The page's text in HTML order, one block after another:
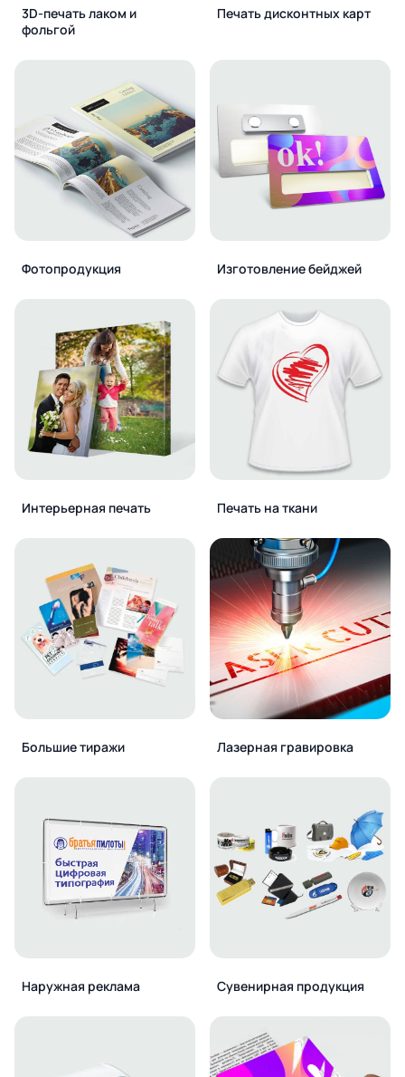
3D-печать лаком и
фольгой
Печать дисконтных карт
Фотопродукция Изготовление бейджей
Интерьерная печать Печать на ткани
Большие тиражи Лазерная гравировка
Наружная реклама Сувенирная продукция